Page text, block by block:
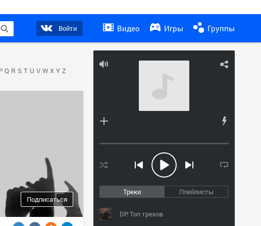
Войти Видео Игры Группы
Треки Плейлисты
DP: Топ треков
Q R S T U V W X Y Z
Подписаться